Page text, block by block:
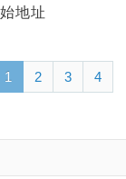
地址
1 2 3 4